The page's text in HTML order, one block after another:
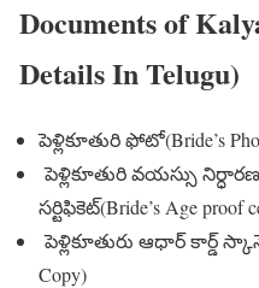
Documents of
Details In Telugu)
పెళ్లికూతురి ఫోటో(Bride’s
పెళ్లికూతురి వయస్సు
సర్టిఫికెట్(Bride’s Age proof
పెళ్లికూతురు ఆధార్ కార్డ్
Copy)